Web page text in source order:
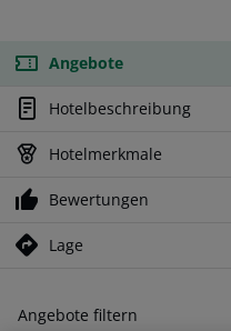
Angebote
Hotelbeschreibung
Hotelmerkmale
Bewertungen
Lage
Angebote filtern